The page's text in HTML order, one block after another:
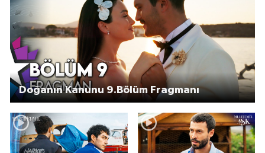
Doğanın Kanunu 9.Bölüm Fragmanı